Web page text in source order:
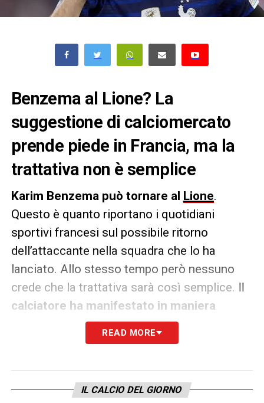
Benzema al Lione? La
suggestione di calciomercato
prende piede in Francia, ma la
trattativa non è semplice
Karim Benzema può tornare al Lione.
Questo è quanto riportano i quotidiani
sportivi francesi sul possibile ritorno
dell’attaccante nella squadra che lo ha
lanciato. Allo stesso tempo però nessuno
crede che la trattativa sarà così semplice. Il
calciatore ha manifestato in maniera
esplicita il suo malessereper il
trasferimento in Arabia Saudita all’
L’ex Pallone d’Oroè tornato in Arabia
READ MORE
IL CALCIO DEL GIORNO